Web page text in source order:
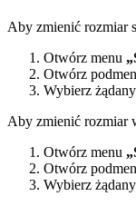
Aby zmienić rozmiar
Otwórz menu
Otwórz
Wybierz
Aby zmienić rozmiar
Otwórz menu
Otwórz
Wybierz